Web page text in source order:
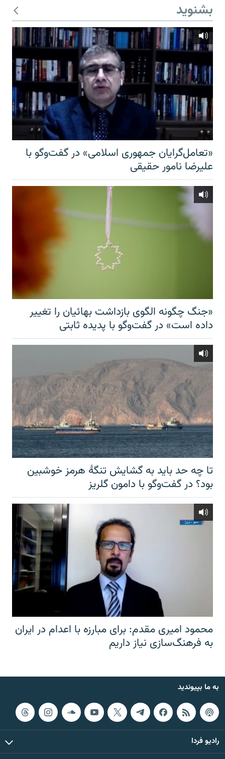
بشنوید
«تعامل‌گرایان جمهوری اسلامی» در گفت‌وگو با
علیرضا نامور حقیقی
«جنگ چگونه الگوی بازداشت بهائیان را تغییر
داده است» در گفت‌وگو با پدیده ثابتی
تا چه حد باید به گشایش تنگهٔ هرمز خوشبین
بود؟ در گفت‌وگو با دامون گلریز
محمود امیری مقدم: برای مبارزه با اعدام در ایران
به فرهنگ‌سازی نیاز داریم
به ما بپیوندید
رادیو فردا